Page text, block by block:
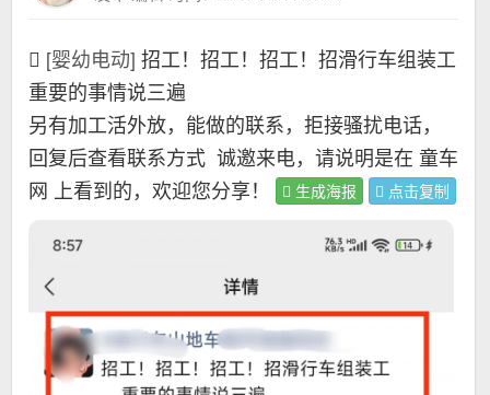
[婴幼电动] 招工！招工！招工！招滑行车组装工
​重要的事情说三遍
另有加工活外放，能做的联系，拒接骚扰电话，
回复后查看联系方式 诚邀来电，请说明是在 童车
网 上看到的，欢迎您分享！
生成海报 点击复制